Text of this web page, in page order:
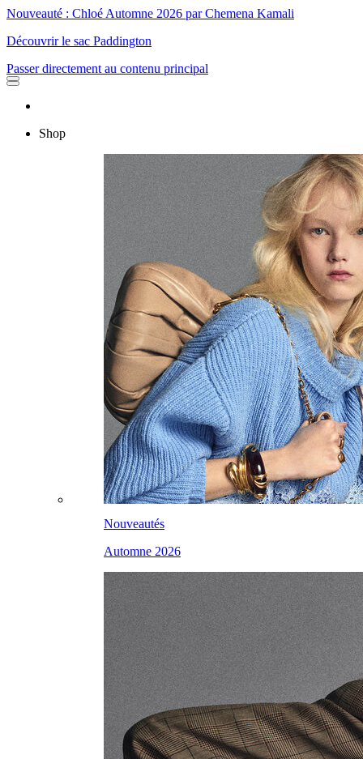
Nouveauté : Chloé Automne 2026 par Chemena Kamali
Découvrir le sac Paddington
Passer directement au contenu principal
Shop
Nouveautés
Automne 2026